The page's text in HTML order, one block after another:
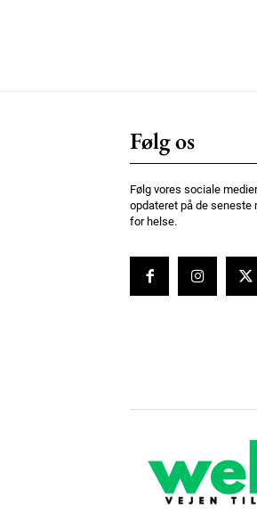
Følg os
Følg vores sociale
opdateret på de seneste
for helse.